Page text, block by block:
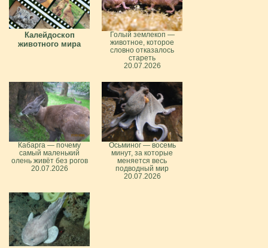
Калейдоскоп
животного мира
Голый землекоп —
животное, которое
словно отказалось
стареть
20.07.2026
Кабарга — почему
самый маленький
олень живёт без рогов
20.07.2026
Осьминог — восемь
минут, за которые
меняется весь
подводный мир
20.07.2026